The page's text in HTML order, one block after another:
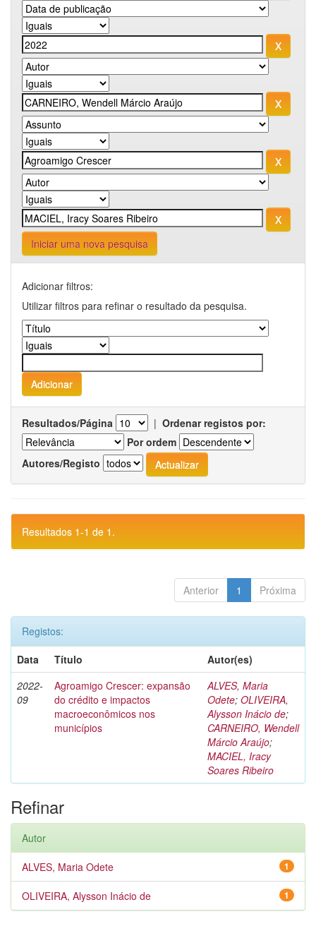
Iniciar uma nova pesquisa
Adicionar filtros:
Utilizar filtros para refinar o resultado da pesquisa.
Resultados/Página | Ordenar registos por:
Por ordem
Autores/Registo
Resultados 1-1 de 1.
Anterior 1 Próxima
Registos:
Data
Título
Autor(es)
2022-
09
Agroamigo Crescer: expansão
do crédito e impactos
macroeconômicos nos
municípios
ALVES, Maria
Odete; OLIVEIRA,
Alysson Inácio de;
CARNEIRO, Wendell
Márcio Araújo;
MACIEL, Iracy
Soares Ribeiro
Refinar
Autor
1
ALVES, Maria Odete
1
OLIVEIRA, Alysson Inácio de